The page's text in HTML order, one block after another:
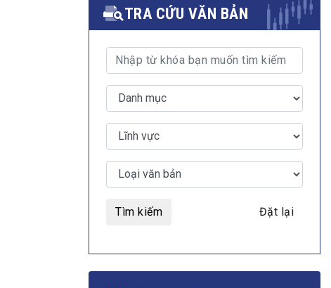
MULTIMEDIA
Video
E-magazines
TRA CỨU VĂN BẢN
Tìm kiếm Đặt lại